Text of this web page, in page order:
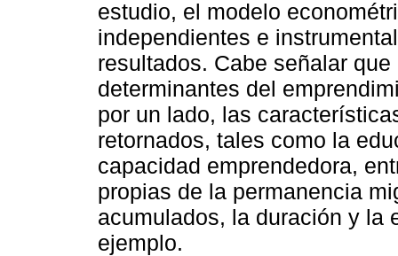
estudio, el modelo
independientes e
resultados. Cabe señalar
determinantes del
por un lado, las
retornados, tales como la
capacidad emprendedora,
propias de la permanencia
acumulados, la duración y la
ejemplo.